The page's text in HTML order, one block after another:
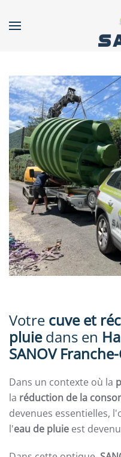
Accéder au contenu
Votre cuve et
pluiedans en
SANOV
Dans un contexte où la
la réduction de la
devenues essentielles,
l'eau de pluie est